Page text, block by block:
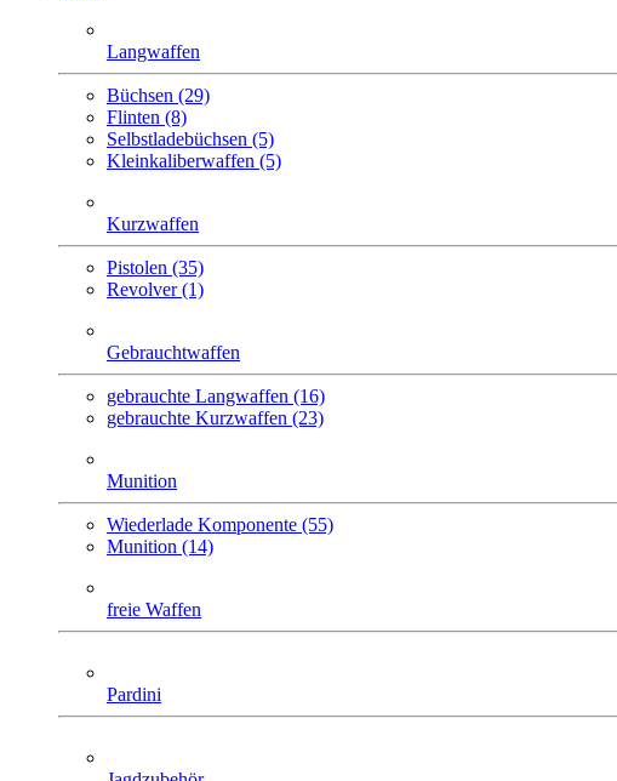
Langwaffen
Büchsen (29)
Flinten (8)
Selbstlade­büchsen (5)
Klein­kaliber­waffen (5)
Kurzwaffen
Pistolen (35)
Revolver (1)
Gebrauchtwaffen
gebrauchte Langwaffen (16)
gebrauchte Kurzwaffen (23)
Munition
Wiederlade Komponente (55)
Munition (14)
freie Waffen
Pardini